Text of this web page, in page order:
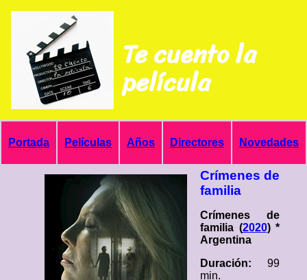
Te cuento la
película
Portada Películas Años Directores Novedades
Crímenes de
familia
Crímenes de
familia (2020) *
Argentina
Duración: 99
min.